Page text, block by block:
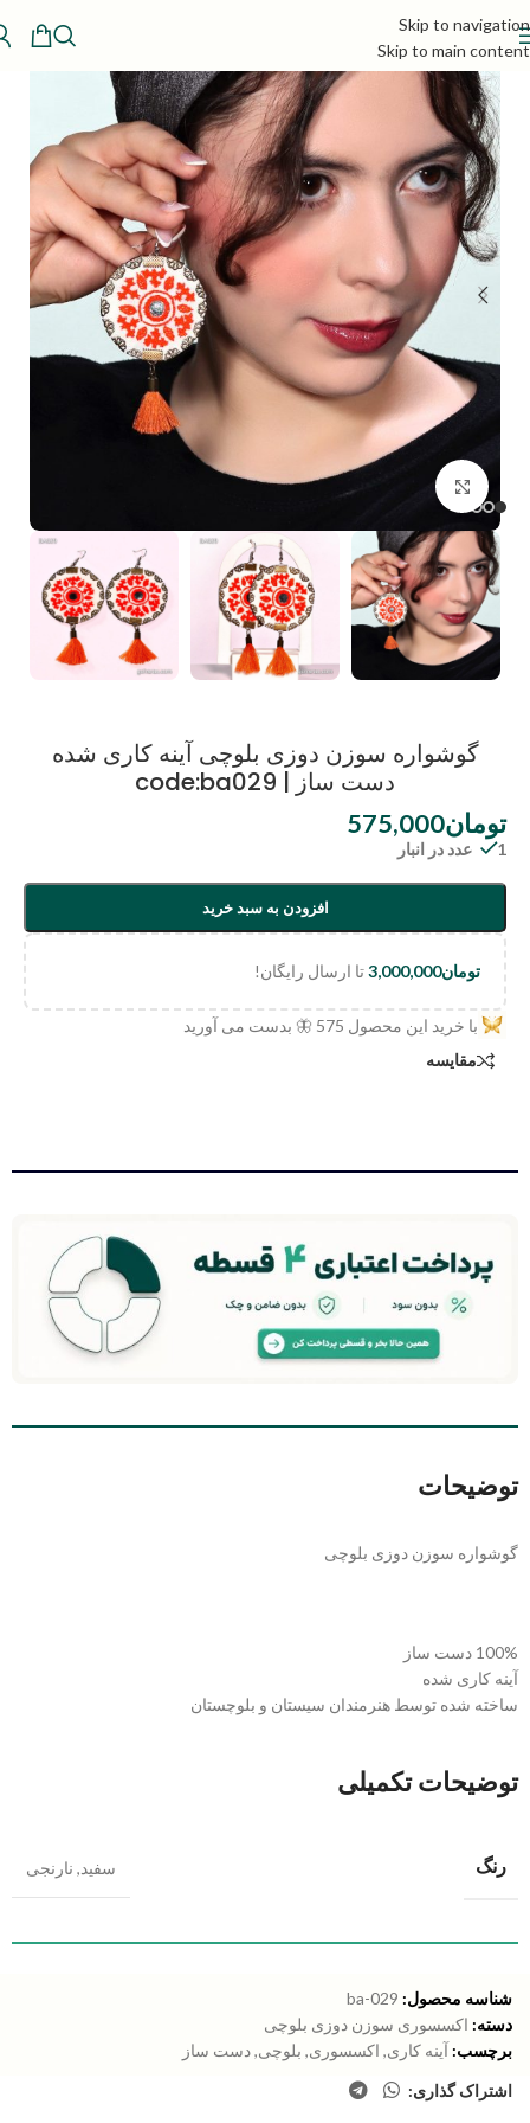
Skip to navigation
Skip to main content
بزرگنمایی تصویر
گوشواره سوزن دوزی بلوچی آینه کاری شده
دست ساز | code:ba029
تومان575,000
1 عدد در انبار
افزودن به سبد خرید
تومان3,000,000تا ارسال رایگان!
با خرید این محصول 575 🦋 بدست می آورید
مقایسه
توضیحات
گوشواره سوزن دوزی بلوچی
100% دست ساز
آینه کاری شده
ساخته شده توسط هنرمندان سیستان و بلوچستان
توضیحات تکمیلی
رنگ سفید, نارنجی
شناسه محصول: ba-029
دسته: اکسسوری سوزن دوزی بلوچی
برچسب: آینه کاری, اکسسوری, بلوچی,دست ساز
اشتراک گذاری: